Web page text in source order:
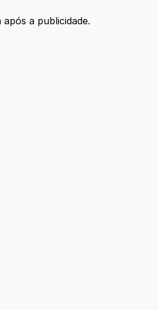
a publicidade.